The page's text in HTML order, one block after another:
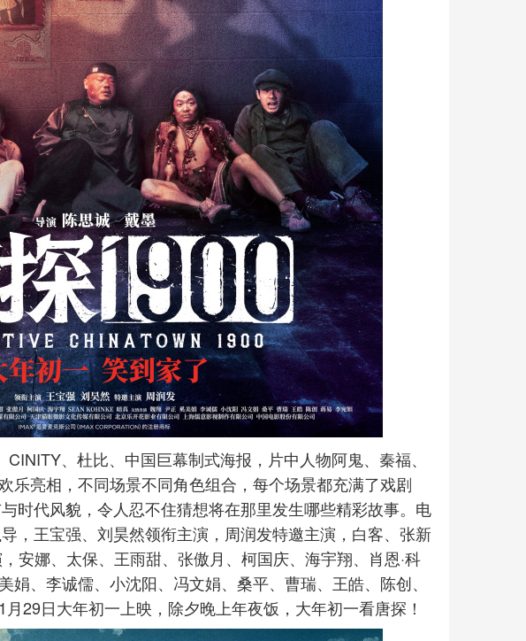
、杜比、中国巨幕制式海报，片中人物阿鬼、秦福、
乐亮相，不同场景不同角色组合，每个场景都充满了戏剧
时代风貌，令人忍不住猜想将在那里发生哪些精彩故事。电
，王宝强、刘昊然领衔主演，周润发特邀主演，白客、张新
安娜、太保、王雨甜、张傲月、柯国庆、海宇翔、肖恩·科
娟、李诚儒、小沈阳、冯文娟、桑平、曹瑞、王皓、陈创、
29日大年初一上映，除夕晚上年夜饭，大年初一看唐探！